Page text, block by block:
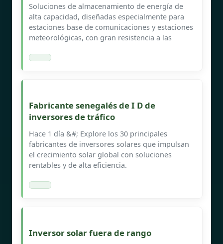
Soluciones de almacenamiento de energía de
alta capacidad, diseñadas especialmente para
estaciones base de comunicaciones y estaciones
meteorológicas, con gran resistencia a las
Fabricante senegalés de I D de
inversores de tráfico
Hace 1 día &#; Explore los 30 principales
fabricantes de inversores solares que impulsan
el crecimiento solar global con soluciones
rentables y de alta eficiencia.
Inversor solar fuera de rango